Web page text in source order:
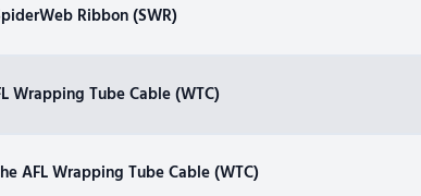
Ribbon (SWR)
Wrapping Tube Cable (WTC)
AFL Wrapping Tube Cable (WTC)